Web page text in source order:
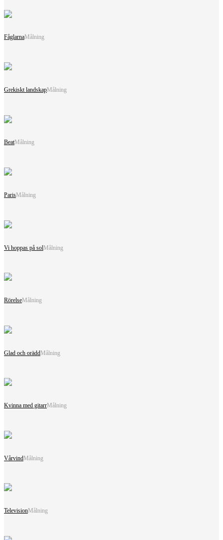
FåglarnaMålning
Grekiskt landskapMålning
BeatMålning
ParisMålning
Vi hoppas på solMålning
RörelseMålning
Glad och oräddMålning
Kvinna med gitarrMålning
VårvindMålning
TelevisionMålning